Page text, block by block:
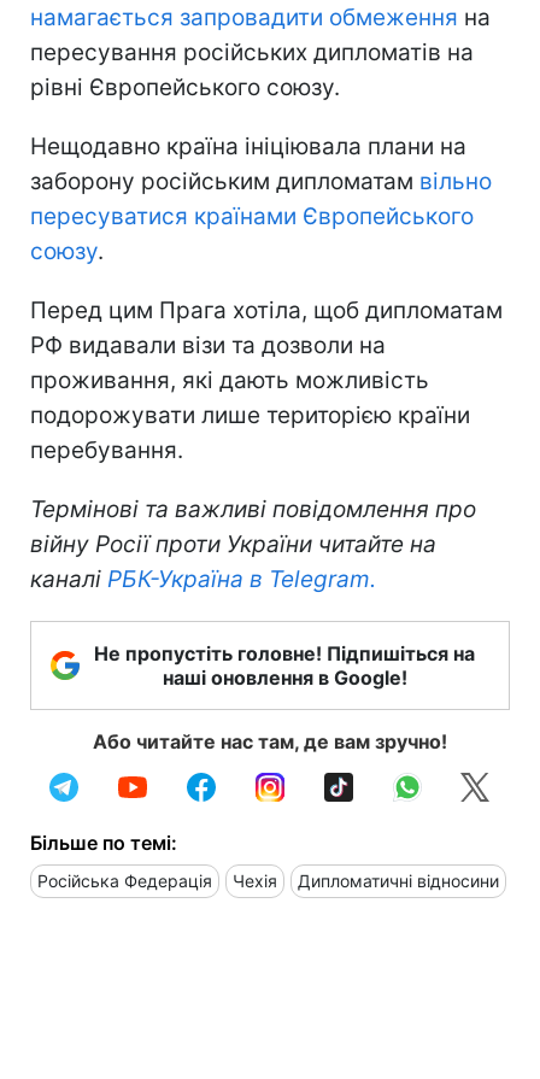
намагається запровадити обмеження на
пересування російських дипломатів на
рівні Європейського союзу.
Нещодавно країна ініціювала плани на
заборону російським дипломатам вільно
пересуватися країнами Європейського
союзу.
Перед цим Прага хотіла, щоб дипломатам
РФ видавали візи та дозволи на
проживання, які дають можливість
подорожувати лише територією країни
перебування.
Термінові та важливі повідомлення про
війну Росії проти України читайте на
каналі РБК-Україна в Telegram.
Не пропустіть головне! Підпишіться на
наші оновлення в Google!
Або читайте нас там, де вам зручно!
Більше по темі:
Російська Федерація Чехія Дипломатичні відносини